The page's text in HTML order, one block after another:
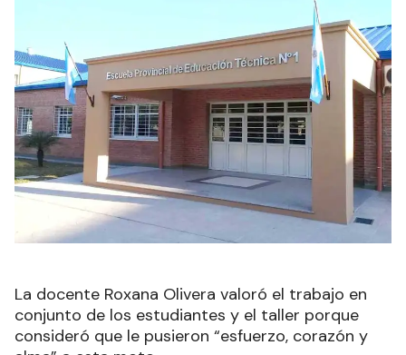
La docente Roxana Olivera valoró el trabajo en
conjunto de los estudiantes y el taller porque
consideró que le pusieron “esfuerzo, corazón y